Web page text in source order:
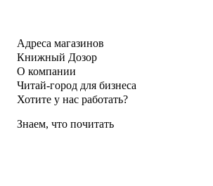
Адреса магазинов
Книжный Дозор
О компании
Читай-город для бизнеса
Хотите у нас работать?
Знаем, что почитать